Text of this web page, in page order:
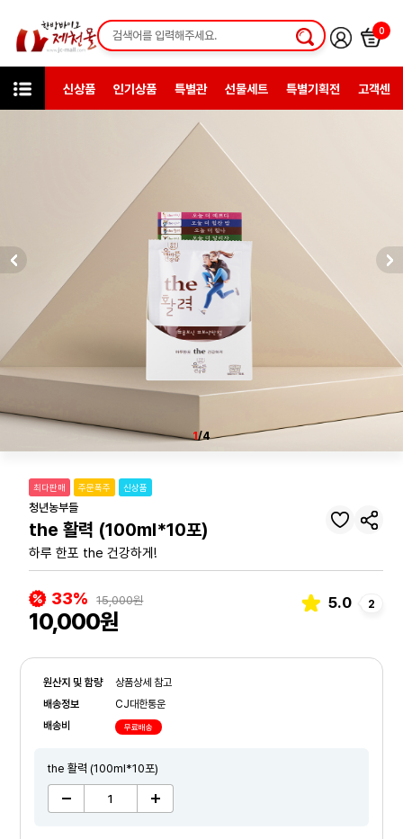
0
신상품 인기상품 특별관 선물세트 특별기획전 고객센터
1/4
최다판매 주문폭주 신상품
청년농부들
the 활력 (100ml*10포)
하루 한포 the 건강하게!
33% 15,000원
10,000원
5.0 2
원산지 및 함량
상품상세 참고
배송정보
CJ대한통운
배송비
무료배송
the 활력 (100ml*10포)